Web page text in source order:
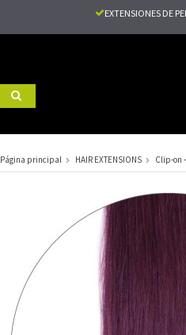
EXTENSIONES DE
Página principal HAIR EXTENSIONS Clip-on